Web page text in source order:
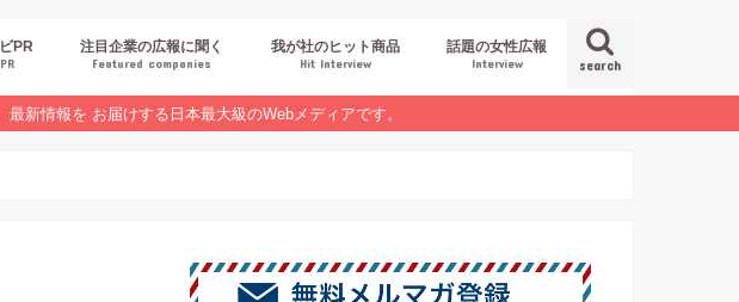
search
PR 注目企業の広報に聞く
Featured companies
我が社のヒット商品
Hit Interview
話題の女性広報
Interview
新情報を お届けする日本最大級のWebメディアです。